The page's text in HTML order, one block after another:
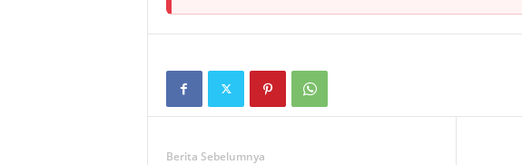
Berita Sebelumnya